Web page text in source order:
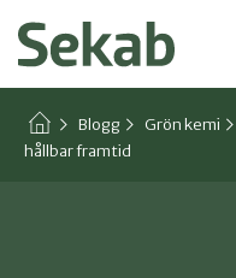
Sök efter:
Blogg Grön kemi
hållbar framtid